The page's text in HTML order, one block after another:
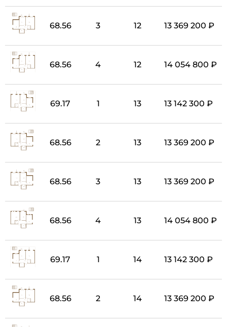
68.56 3 12 13 369 200 ₽
68.56 4 12 14 054 800 ₽
69.17 1 13 13 142 300 ₽
68.56 2 13 13 369 200 ₽
68.56 3 13 13 369 200 ₽
68.56 4 13 14 054 800 ₽
69.17 1 14 13 142 300 ₽
68.56 2 14 13 369 200 ₽